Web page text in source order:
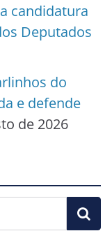
candidatura
Deputados
do
e defende
de 2026